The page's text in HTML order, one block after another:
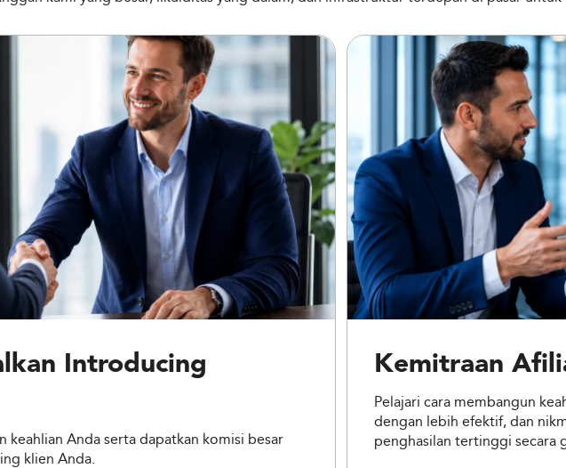
Introducing
keahlian Anda serta dapatkan komisi besar
klien Anda.
Kemitraan
Pelajari cara membangun
dengan lebih efektif, dan
penghasilan tertinggi secara